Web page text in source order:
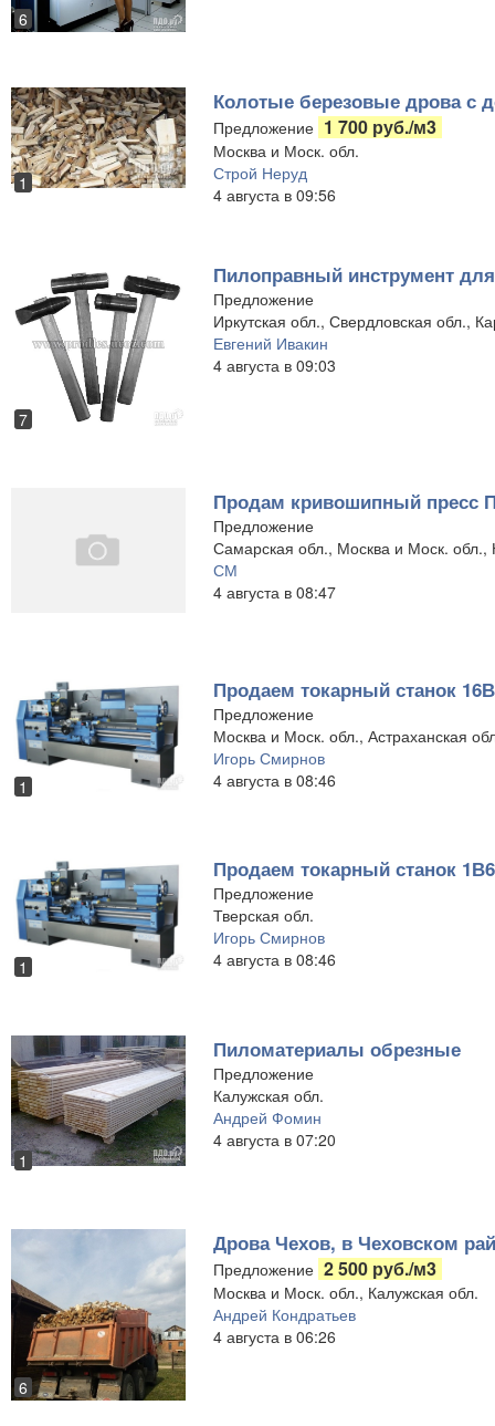
6
1
Колотые березовые дрова с
Предложение 1 700 руб./м3
Москва и Моск. обл.
Строй Неруд
4 августа в 09:56
7
Пилоправный инструмент
Предложение
Иркутская обл., Свердловская обл.,
Евгений Ивакин
4 августа в 09:03
Продам кривошипный пресс
Предложение
Самарская обл., Москва и Моск. обл.,
СМ
4 августа в 08:47
1
Продаем токарный станок
Предложение
Москва и Моск. обл., Астраханская
Игорь Смирнов
4 августа в 08:46
1
Продаем токарный станок
Предложение
Тверская обл.
Игорь Смирнов
4 августа в 08:46
1
Пиломатериалы обрезные
Предложение
Калужская обл.
Андрей Фомин
4 августа в 07:20
6
Дрова Чехов, в Чеховском
Предложение 2 500 руб./м3
Москва и Моск. обл., Калужская обл.
Андрей Кондратьев
4 августа в 06:26